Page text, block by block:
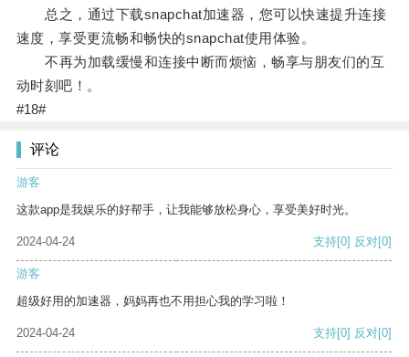
总之，通过下载snapchat加速器，您可以快速提升连接
速度，享受更流畅和畅快的snapchat使用体验。
不再为加载缓慢和连接中断而烦恼，畅享与朋友们的互
动时刻吧！。
#18#
评论
游客
这款app是我娱乐的好帮手，让我能够放松身心，享受美好时光。
2024-04-24 支持[0] 反对[0]
游客
超级好用的加速器，妈妈再也不用担心我的学习啦！
2024-04-24 支持[0] 反对[0]